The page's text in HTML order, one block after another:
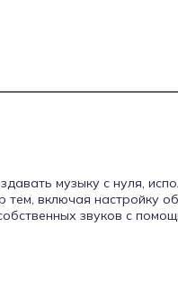
музыке, что позволяет
искусственного
музыку с нуля,
тем, включая настройку
звуков с
музыке, что позволяет